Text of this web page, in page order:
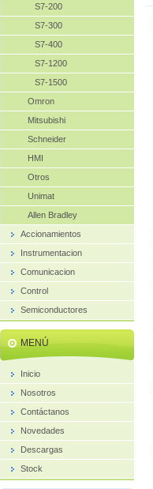
S7-200
S7-300
S7-400
S7-1200
S7-1500
Omron
Mitsubishi
Schneider
HMI
Otros
Unimat
Allen Bradley
Accionamientos
Instrumentacion
Comunicacion
Control
Semiconductores
MENÚ
Inicio
Nosotros
Contáctanos
Novedades
Descargas
Stock